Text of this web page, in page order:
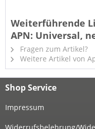
Weiterführende
APN: Universal,
Fragen zum Artikel?
Weitere Artikel von
Shop Service
Impressum